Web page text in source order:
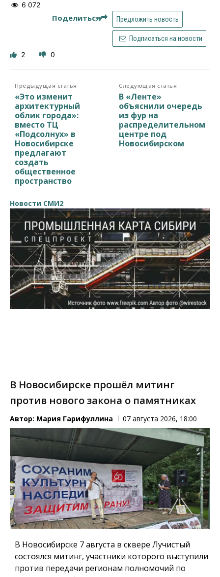
6 072
Поделиться Предложить новость
Подписаться на новости
2 0
Предыдущая статья
«Это изменит
архитектурный
облик города»:
вместо ТЦ
«Подсолнух» в
Новосибирске
предлагают
создать
общественное
пространство
Следующая статья
В «Ленте»
объяснили очередь
из фур на
распределительном
центре под
Новосибирском
Новости СМИ2
В Новосибирске прошёл митинг
против нового закона о памятниках
Автор: Мария Гарифуллина 07 августа 2026, 18:00
В Новосибирске 7 августа в сквере Лучистый
состоялся митинг, участники которого выступили
против передачи регионам полномочий по